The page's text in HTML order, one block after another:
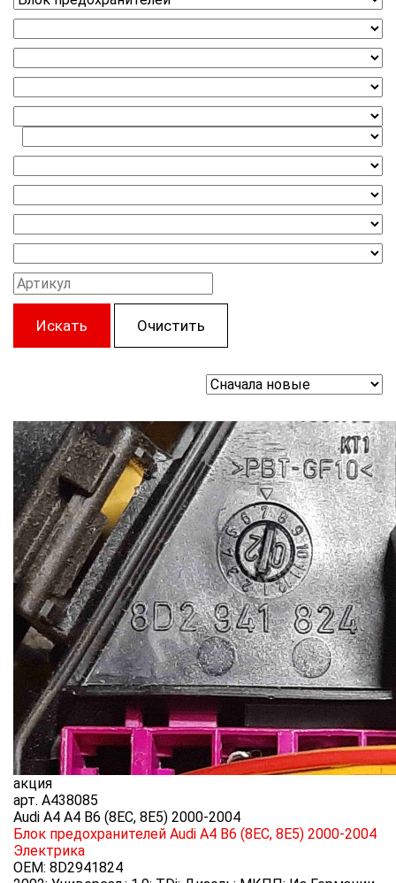
Искать Очистить
акция
арт. A438085
Audi A4 A4 B6 (8EC, 8E5) 2000-2004
Блок предохранителей Audi A4 B6 (8EC, 8E5) 2000-2004
Электрика
OEM: 8D2941824